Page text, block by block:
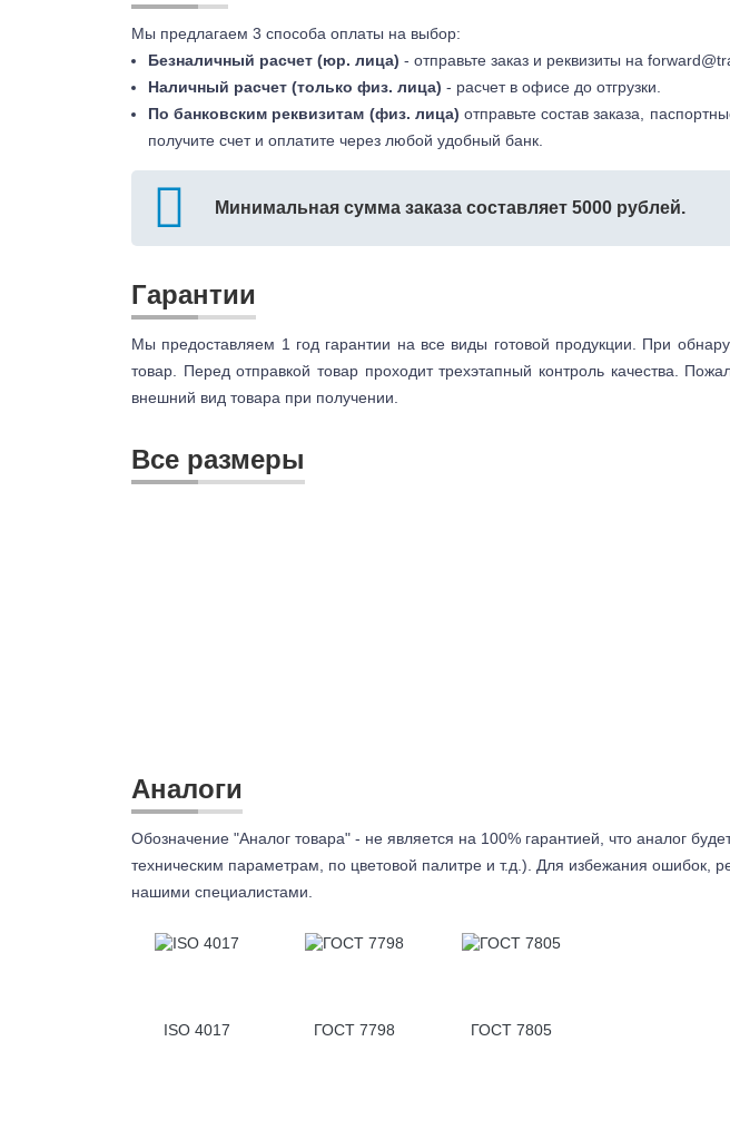
Мы предлагаем 3 способа оплаты на выбор:
Безналичный расчет (юр. лица) - отправьте заказ и реквизиты на
Наличный расчет (только физ. лица) - расчет в офисе до отгрузки.
По банковским реквизитам (физ. лица) отправьте состав заказа,
получите счет и оплатите через любой удобный банк.
Минимальная сумма заказа составляет 5000 рублей.
Гарантии
Мы предоставляем 1 год гарантии на все виды готовой продукции. При
товар. Перед отправкой товар проходит трехэтапный контроль качества.
внешний вид товара при получении.
Все размеры
Аналоги
Обозначение "Аналог товара" - не является на 100% гарантией, что аналог
техническим параметрам, по цветовой палитре и т.д.). Для избежания ошибок,
нашими специалистами.
ISO 4017 ГОСТ 7798 ГОСТ 7805